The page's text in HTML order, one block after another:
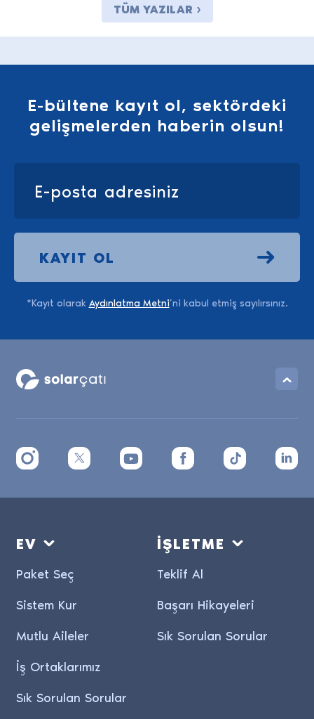
TÜM YAZILAR ›
E-bültene kayıt ol, sektördeki
gelişmelerden haberin olsun!
KAYIT OL
*Kayıt olarak Aydınlatma Metni’ni kabul etmiş sayılırsınız.
EV
Paket Seç
Sistem Kur
Mutlu Aileler
İş Ortaklarımız
Sık Sorulan Sorular
İŞLETME
Teklif Al
Başarı Hikayeleri
Sık Sorulan Sorular